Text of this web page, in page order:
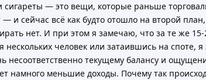
— это вещи, которые раньше
и сейчас всё как будто отошло на второй
нет. И при этом я замечаю, что за те же
человек или затаившись на споте,
текущему балансу и
намного меньшие доходы. Почему так